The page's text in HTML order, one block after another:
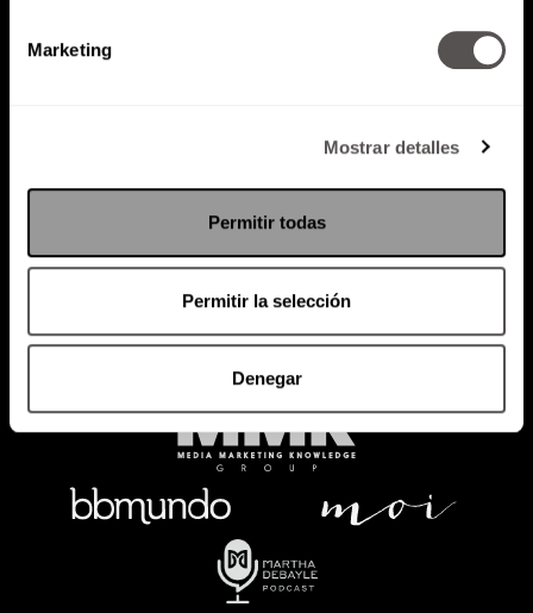
Marketing
Mostrar detalles
Permitir todas
Permitir la selección
Denegar
Política de Privacidad
PODCAST RADIO MARTHA EVENTOS
SACA TU ID